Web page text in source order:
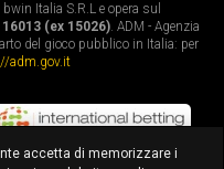
Italia S.R.L e opera sul
(ex 15026). ADM - Agenzia
del gioco pubblico in Italia: per
adm.gov.it
accetta di memorizzare i